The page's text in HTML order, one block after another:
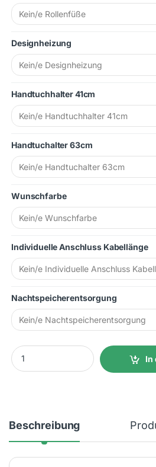
Designheizung
Handtuchhalter 41cm
Handtuchalter 63cm
Wunschfarbe
Individuelle Anschluss Kabellänge
Nachtspeicherentsorgung
Elektroheizungen Paketset 6
In
Beschreibung